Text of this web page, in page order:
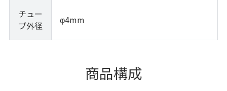
チュー
ブ外径
φ4mm
商品構成